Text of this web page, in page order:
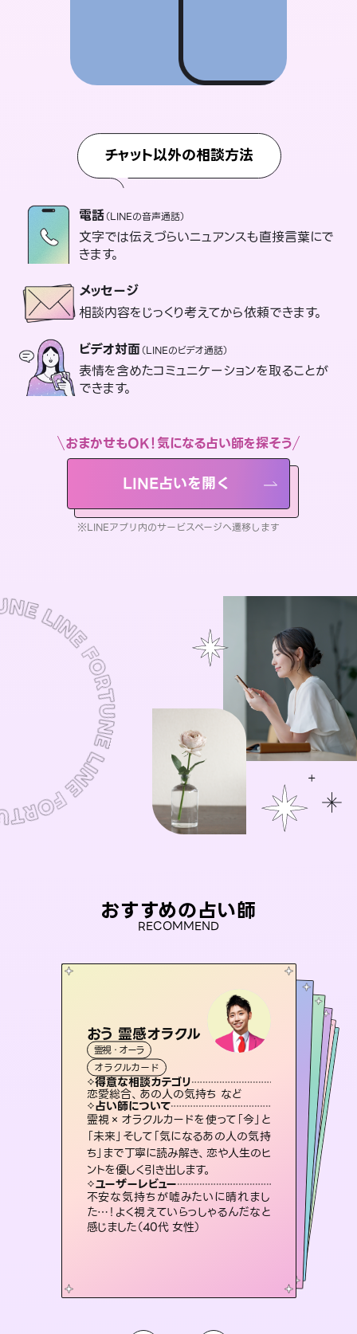
チャット以外の相談方法
電話（LINEの音声通話）
文字では伝えづらいニュアンスも直接言葉にで
きます。
メッセージ
相談内容をじっくり考えてから依頼できます。
ビデオ対面（LINEのビデオ通話）
表情を含めたコミュニケーションを取ることが
できます。
おまかせもOK！気になる占い師を探そう
LINE占いを開く
※LINEアプリ内のサービスページへ遷移します
おすすめの占い師
RECOMMEND
おう 霊感オラクル
霊視・オーラ
オラクルカード
得意な相談カテゴリ
恋愛総合、あの人の気持ち など
占い師について
霊視×オラクルカードを使って「今」と
「未来」そして「気になるあの人の気持
ち」まで丁寧に読み解き、恋や人生のヒ
ントを優しく引き出します。
ユーザーレビュー
不安な気持ちが嘘みたいに晴れまし
た…！よく視えていらっしゃるんだなと
感じました（40代 女性）
未来視師＊花
霊視・オーラ
スピリチュアル・リーディング
得意な相談カテゴリ
出逢い、片想い、復縁 など
占い師について
未来には何パターンもの選択肢があり
ます。不安で視えにくくなっているあな
たの素敵な未来を見つけ、その未来を
選択できるようアドバイスします。
ユーザーレビュー
職場の人の性質や人間関係、本心など
本当によく視えていてびっくり。対策が
打てて前向きになれます（40代）
セラピスト理恵
霊視・オーラ
スピリチュアル・リーディング
得意な相談カテゴリ
片想い、二人の未来、年の差 など
占い師について
連絡再開、復縁、成就などの報告実績
多数。セラピストとして2万超の施術経
験があるからこそできる鑑定で、より良
い未来をサポートします。
ユーザーレビュー
とても心温まる鑑定でした。しかもこち
らは何も言っていないのに視えていらっ
しゃるんだなと驚きです（30代女性）
アイリス -iris-
西洋占星術
ルーン
得意な相談カテゴリ
恋愛総合、片想い、二人の未来 など
占い師について
復縁、恋愛、不倫の行方、同性愛や片思い、仕事関係や借金問題まで知りたいことや心の負担になっていることを紐解き、背中をそっと押して導きます。
ユーザーレビュー
安心感のあり、言い切ってくれる所や濁
さない鑑定のおかげで、毎回自分の気
持ちを整えられます（30代 男性）
スピリチュアル・リーディング
得意な相談カテゴリ
片想い、あの人の気持ち、復縁 など
占い師について
恋愛のお悩みの中でも特に「曖昧な関
係」の相談を得意としており、友達以上
恋人未満なお相手との今後や本音を丁
寧に読み解き恋愛成就へと導きます。
ユーザーレビュー
鑑定していただいてアドバイス通りに行
動すると仲が復活してきました。ありが
とうございました（40代 女性）
霊視・オーラ
スピリチュアル・リーディング
得意な相談カテゴリ
片想い、あの人の気持ち、復縁 など
占い師について
3,700年以上の歴史を持つ東洋最古の
占術「易占」で詳細まで占い、幸せへ向
かう道筋を示します。厳しい結果にも具
体的な対策をお伝えします。
ユーザーレビュー
複雑な背景もしっかり聞いて鑑定して
いただけました。気持ちが楽になりまし
た（50代 女性）